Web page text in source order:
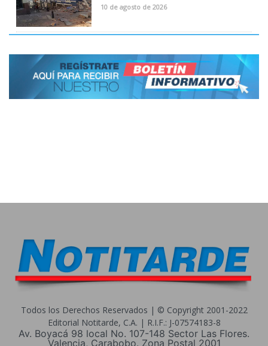
10 de agosto de 2026
Todos los Derechos Reservados | © Copyright 2001-2022
Editorial Notitarde, C.A. | R.I.F.: J-07574183-8
Av. Boyacá 98 local No. 107-148 Sector Las Flores.
Valencia, Carabobo. Zona Postal 2001